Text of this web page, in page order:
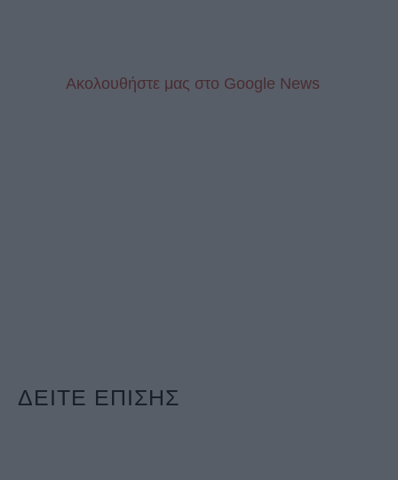
Aκολουθήστε μας στo Google News
ΔΕΙΤΕ ΕΠΙΣΗΣ